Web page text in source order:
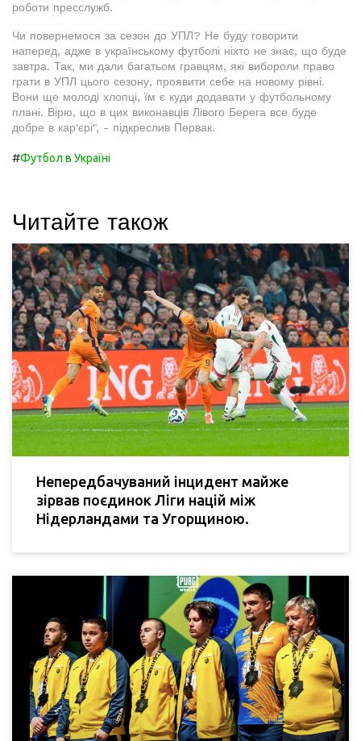
роботи пресслужб.
Чи повернемося за сезон до УПЛ? Не буду говорити
наперед, адже в українському футболі ніхто не знає, що буде
завтра. Так, ми дали багатьом гравцям, які вибороли право
грати в УПЛ цього сезону, проявити себе на новому рівні.
Вони ще молоді хлопці, їм є куди додавати у футбольному
плані. Вірю, що в цих виконавців Лівого Берега все буде
добре в кар'єрі", - підкреслив Первак.
#Футбол в Україні
Читайте також
Непередбачуваний інцидент майже
зірвав поєдинок Ліги націй між
Нідерландами та Угорщиною.